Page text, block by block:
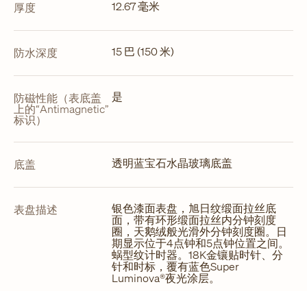
厚度 12.67 毫米
防水深度 15 巴 (150 米)
防磁性能（表底盖
上的“Antimagnetic”
标识）
是
底盖 透明蓝宝石水晶玻璃底盖
表盘描述 银色漆面表盘，旭日纹缎面拉丝底
面，带有环形缎面拉丝内分钟刻度
圈，天鹅绒般光滑外分钟刻度圈。日
期显示位于4点钟和5点钟位置之间。
蜗型纹计时器。18K金镶贴时针、分
针和时标，覆有蓝色Super
Luminova®夜光涂层。